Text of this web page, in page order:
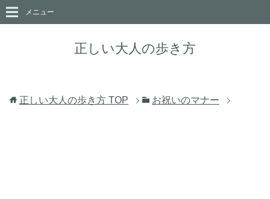
正しい大人の歩き方
メニュー
正しい大人の歩き方 TOP お祝いのマナー